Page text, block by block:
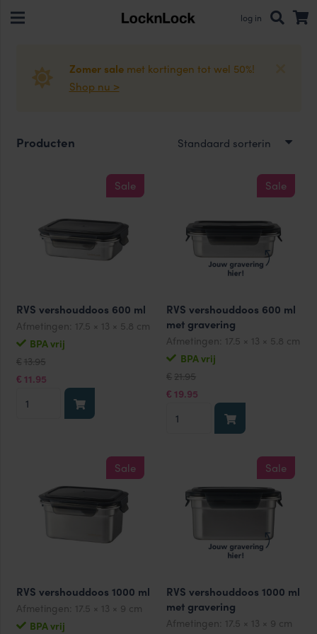
log in
Zomer salemet kortingen tot wel 50%!
Shop nu >
Producten
Sale
RVS vershouddoos 600 ml
Afmetingen:
17.5 × 13 × 5.8 cm
BPA vrij
€ 13.95
Oorspronkelijke
prijs
was:
€ 11.95
Huidige
prijs
is:
vershouddoos
Sale
RVS vershouddoos 600 ml
met gravering
Afmetingen:
17.5 × 13 × 5.8 cm
BPA vrij
€ 21.95
Oorspronkelijke
prijs
was:
€ 19.95
Huidige
prijs
is:
vershouddoos
gravering
Sale
RVS vershouddoos 1000 ml
Afmetingen:
17.5 × 13 × 9 cm
BPA vrij
Sale
RVS vershouddoos 1000 ml
met gravering
Afmetingen:
17.5 × 13 × 9 cm